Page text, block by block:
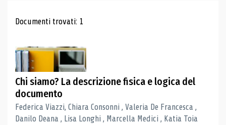
Risultati di ricerca
Documenti trovati: 1
Chi siamo? La descrizione fisica e logica del
documento
Federica Viazzi, Chiara Consonni , Valeria De Francesca ,
Danilo Deana , Lisa Longhi , Marcella Medici , Katia Toia